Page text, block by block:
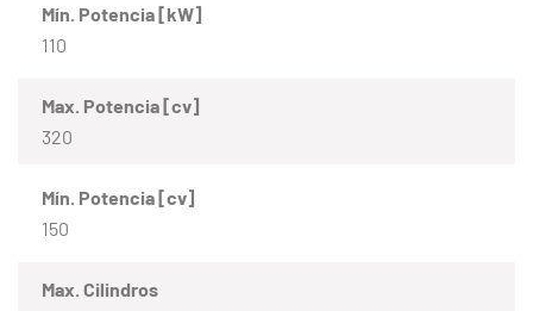
Mín. Potencia [kW]
110
Max. Potencia [cv]
320
Mín. Potencia [cv]
150
Max. Cilindros